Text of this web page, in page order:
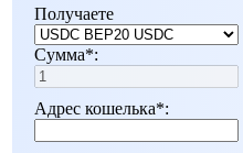
Получаете
Сумма*:
Адрес кошелька*: